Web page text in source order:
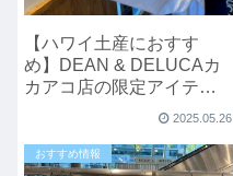
【ハワイ土産におすす
め】DEAN & DELUCAカ
カアコ店の限定アイテム
2025.05.26
おすすめ情報